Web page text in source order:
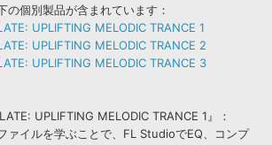
の個別製品が含まれています：
UPLIFTING MELODIC TRANCE 1
UPLIFTING MELODIC TRANCE 2
UPLIFTING MELODIC TRANCE 3
UPLIFTING MELODIC TRANCE 1』：
ァイルを学ぶことで、FL StudioでEQ、コンプ